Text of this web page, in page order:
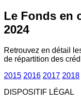
Le Fonds en
2024
Retrouvez en détail
de répartition des
2015 2016 2017 2018
DISPOSITIF LÉGAL